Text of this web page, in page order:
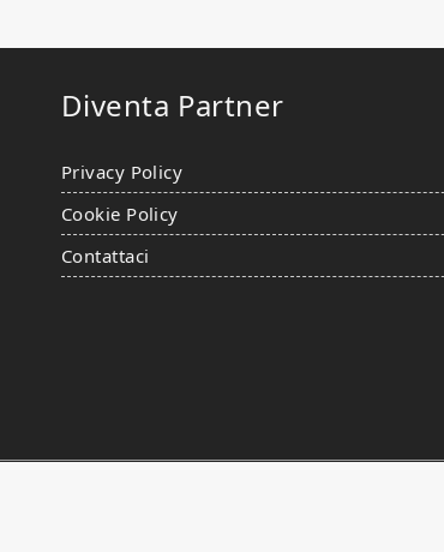
Diventa Partner
Privacy Policy
Cookie Policy
Contattaci